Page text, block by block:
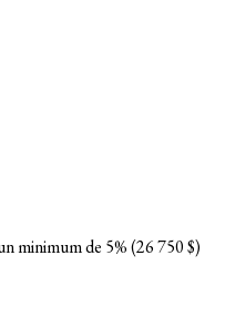
minimum de 5% (26 750 $)